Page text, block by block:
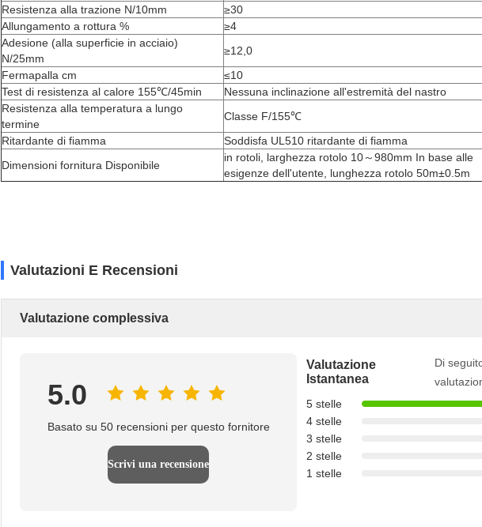
Resistenza alla trazione N/10mm
≥30
Allungamento a rottura %
≥4
Adesione (alla superficie in acciaio)
N/25mm
≥12,0
Fermapalla cm
≤10
Test di resistenza al calore 155℃/45min
Nessuna inclinazione all'estremità del nastro
Resistenza alla temperatura a lungo
termine
Classe F/155℃
Ritardante di fiamma
Soddisfa UL510 ritardante di fiamma
Dimensioni fornitura Disponibile
in rotoli, larghezza rotolo 10～980mm In base alle
esigenze dell'utente, lunghezza rotolo 50m±0.5m
Valutazioni E Recensioni
Valutazione complessiva
5.0
Basato su 50 recensioni per questo fornitore
Scrivi una recensione
Valutazione
Istantanea
Di
5 stelle
4 stelle
3 stelle
2 stelle
1 stelle